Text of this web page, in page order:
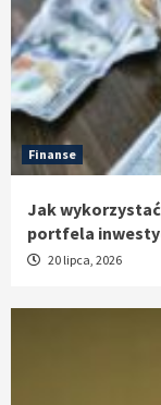
Finanse
Jak
portfela
20 lipca, 2026